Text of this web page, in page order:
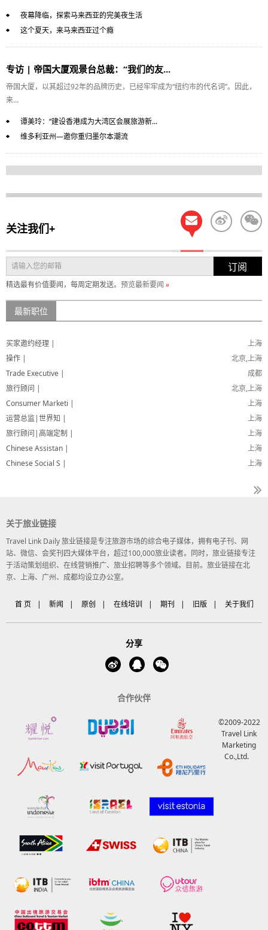
夜幕降临，探索马来西亚的完美夜生活
这个夏天，来马来西亚过个瘾
专访 | 帝国大厦观景台总裁：“我们的友...
帝国大厦，以其超过92年的品牌历史，已经牢牢成为“纽约市的代名词”。因此，
来...
谭美玲：“建设香港成为大湾区会展旅游新...
维多利亚州—邀你重归墨尔本潮流
关注我们+
订阅
精选最有价值要闻，每周定期发送。 预览最新要闻 »
最新职位
上海
买家邀约经理 |
北京,上海
操作 |
成都
Trade Executive |
北京,上海
旅行顾问 |
上海
Consumer Marketi |
上海
运营总监|世界知 |
上海
旅行顾问|高端定制 |
上海
Chinese Assistan |
上海
Chinese Social S |
关于旅业链接
Travel Link Daily 旅业链接是专注旅游市场的综合电子媒体，拥有电子刊、网
站、微信、会奖刊四大媒体平台，超过100,000旅业读者。同时，旅业链接专注
于活动策划组织、在线营销推广、旅业招聘等多个领域。目前。旅业链接在北
京、上海、广州、成都均设立办公室。
首 页 | 新闻 | 原创 | 在线培训 | 期刊 | 旧版 | 关于我们
分享
合作伙伴
©2009-2022
Travel Link
Marketing
Co.,Ltd.